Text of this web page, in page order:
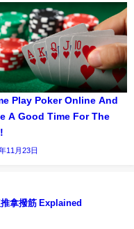
Play Poker Online And
A Good Time For The
11月23日
拿撥筋 Explained